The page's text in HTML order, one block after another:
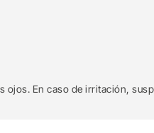
ojos. En caso de irritación,